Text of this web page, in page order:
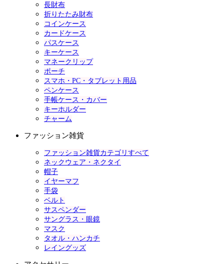
長財布
折りたたみ財布
コインケース
カードケース
パスケース
キーケース
マネークリップ
ポーチ
スマホ・PC・タブレット用品
ペンケース
手帳ケース・カバー
キーホルダー
チャーム
ファッション雑貨
ファッション雑貨カテゴリすべて
ネックウェア・ネクタイ
帽子
イヤーマフ
手袋
ベルト
サスペンダー
サングラス・眼鏡
マスク
タオル・ハンカチ
レイングッズ